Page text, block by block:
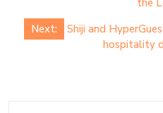
Next:
Shiji and
hospitality